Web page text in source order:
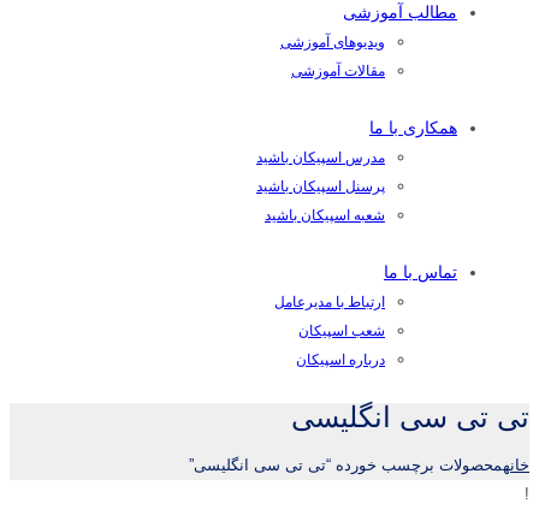
مطالب آموزشی
ویدیوهای آموزشی
مقالات آموزشی
همکاری با ما
مدرس اسپیکان باشید
پرسنل اسپیکان باشید
شعبه اسپیکان باشید
تماس با ما
ارتباط با مدیرعامل
شعب اسپیکان
درباره اسپیکان
تی تی سی انگلیسی
خانهمحصولات برچسب خورده “تی تی سی انگلیسی”
!